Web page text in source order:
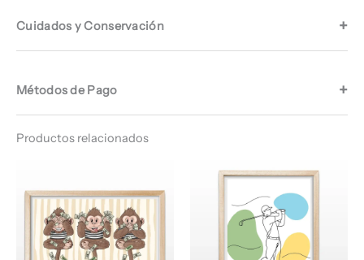
Cuidados y Conservación
Métodos de Pago
Productos relacionados
precios:
desde
$ 64.960
hasta
$ 68.960
de